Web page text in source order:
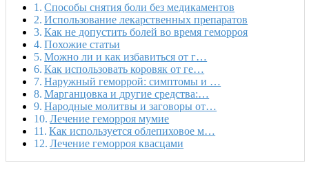
Способы снятия боли без медикаментов
Использование лекарственных препаратов
Как не допустить болей во время геморроя
Похожие статьи
Можно ли и как избавиться от г…
Как использовать коровяк от ге…
Наружный геморрой: симптомы и …
Марганцовка и другие средства:…
Народные молитвы и заговоры от…
Лечение геморроя мумие
Как используется облепиховое м…
Лечение геморроя квасцами